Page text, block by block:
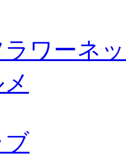
ワーネ
ブ